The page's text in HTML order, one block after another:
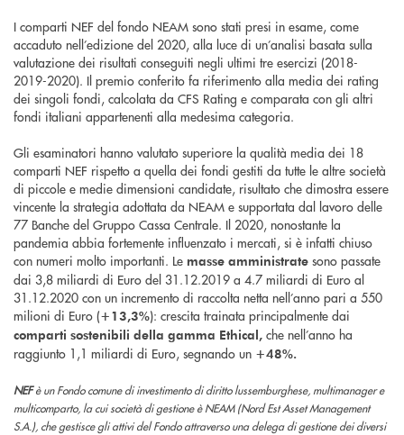
I comparti NEF del fondo NEAM sono stati presi in esame, come
accaduto nell’edizione del 2020, alla luce di un’analisi basata sulla
valutazione dei risultati conseguiti negli ultimi tre esercizi (2018-
2019-2020). Il premio conferito fa riferimento alla media dei rating
dei singoli fondi, calcolata da CFS Rating e comparata con gli altri
fondi italiani appartenenti alla medesima categoria.
Gli esaminatori hanno valutato superiore la qualità media dei 18
comparti NEF rispetto a quella dei fondi gestiti da tutte le altre società
di piccole e medie dimensioni candidate, risultato che dimostra essere
vincente la strategia adottata da NEAM e supportata dal lavoro delle
77 Banche del Gruppo Cassa Centrale. Il 2020, nonostante la
pandemia abbia fortemente influenzato i mercati, si è infatti chiuso
con numeri molto importanti. Le masse amministrate sono passate
dai 3,8 miliardi di Euro del 31.12.2019 a 4.7 miliardi di Euro al
31.12.2020 con un incremento di raccolta netta nell’anno pari a 550
milioni di Euro (+13,3%): crescita trainata principalmente dai
comparti sostenibili della gamma Ethical, che nell’anno ha
raggiunto 1,1 miliardi di Euro, segnando un +48%.
NEFè un Fondo comune di investimento di diritto lussemburghese, multimanager e
multicomparto, la cui società di gestione è NEAM (Nord Est Asset Management
S.A.), che gestisce gli attivi del Fondo attraverso una delega di gestione dei diversi